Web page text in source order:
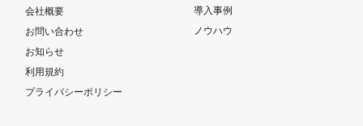
会社概要
お問い合わせ
お知らせ
利用規約
プライバシーポリシー
導入事例
ノウハウ